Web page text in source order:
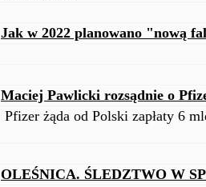
Jak w 2022 planowano "nową
Maciej Pawlicki rozsądnie o
Pfizer żąda od Polski zapłaty 6
OLEŚNICA. ŚLEDZTWO W